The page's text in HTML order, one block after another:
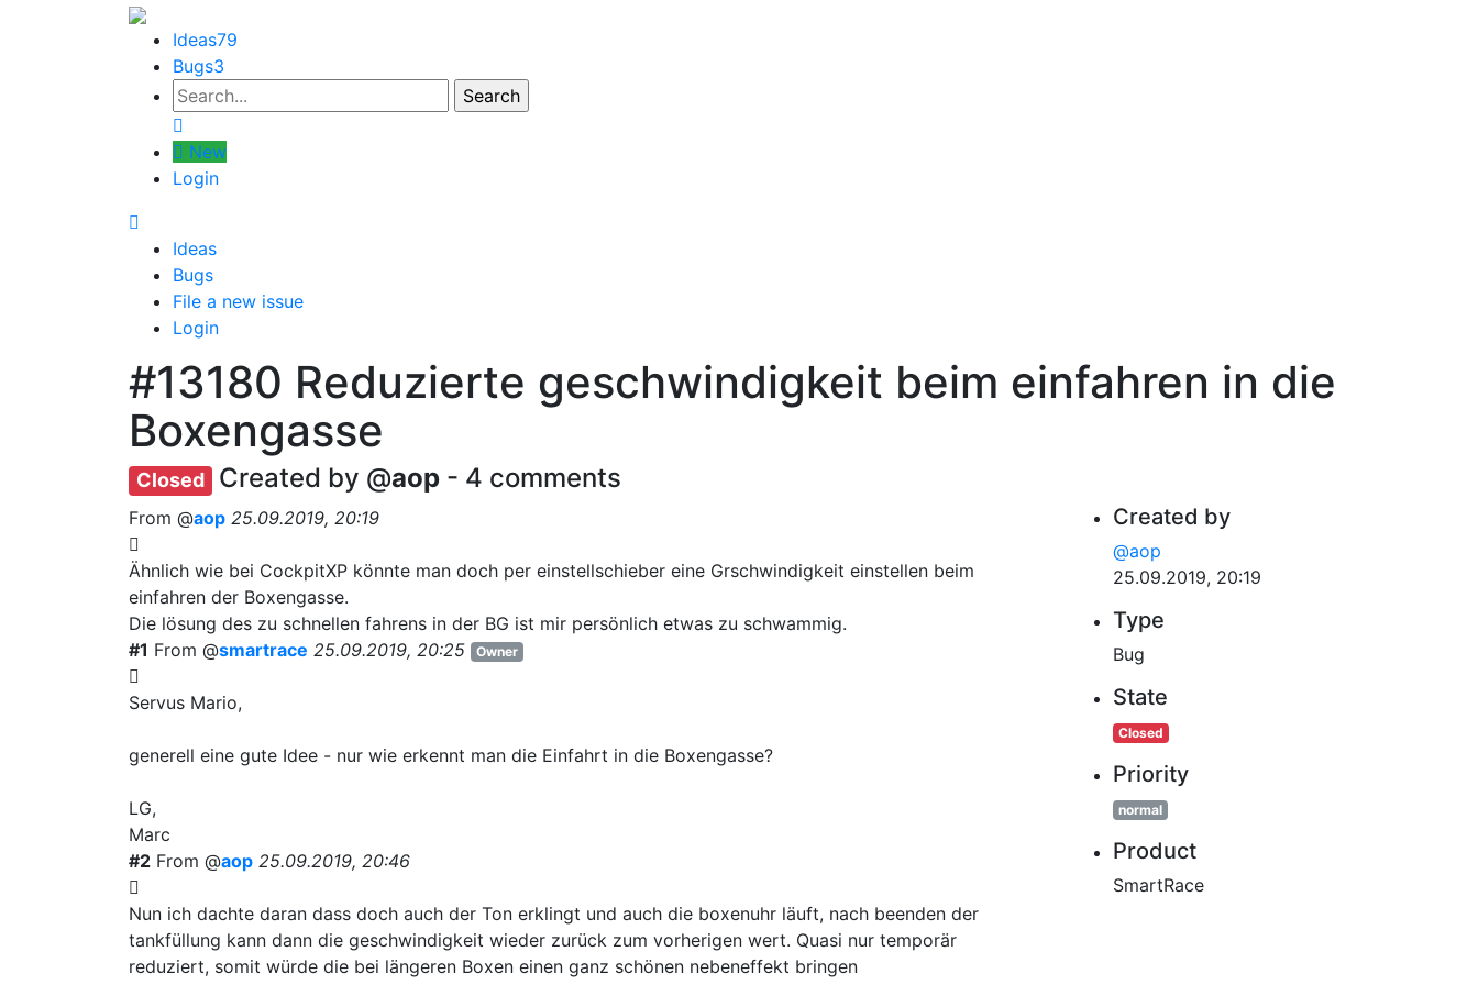
Ideas79
Bugs3
New
Login
Ideas
Bugs
File a new issue
Login
#13180 Reduzierte geschwindigkeit beim einfahren in die
Boxengasse
Closed Created by @aop - 4 comments
From @aop 25.09.2019, 20:19
Ähnlich wie bei CockpitXP könnte man doch per einstellschieber eine Grschwindigkeit einstellen beim
einfahren der Boxengasse.
Die lösung des zu schnellen fahrens in der BG ist mir persönlich etwas zu schwammig.
#1 From @smartrace 25.09.2019, 20:25 Owner
Servus Mario,
generell eine gute Idee - nur wie erkennt man die Einfahrt in die Boxengasse?
LG,
Marc
#2 From @aop 25.09.2019, 20:46
Nun ich dachte daran dass doch auch der Ton erklingt und auch die boxenuhr läuft, nach beenden der
tankfüllung kann dann die geschwindigkeit wieder zurück zum vorherigen wert. Quasi nur temporär
reduziert, somit würde die bei längeren Boxen einen ganz schönen nebeneffekt bringen
Created by
@aop
25.09.2019, 20:19
Type
Bug
State
Closed
Priority
normal
Product
SmartRace